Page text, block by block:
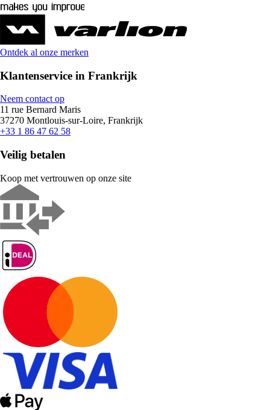
Ontdek al onze merken
Klantenservice in Frankrijk
Neem contact op
11 rue Bernard Maris
37270 Montlouis-sur-Loire, Frankrijk
+33 1 86 47 62 58
Veilig betalen
Koop met vertrouwen op onze site